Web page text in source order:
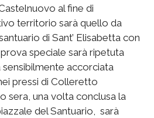
al fine di
territorio sarà quello da
di Sant’ Elisabetta con
speciale sarà ripetuta
accorciata
pressi di Colleretto
sera, una volta conclusa la
del Santuario, sarà